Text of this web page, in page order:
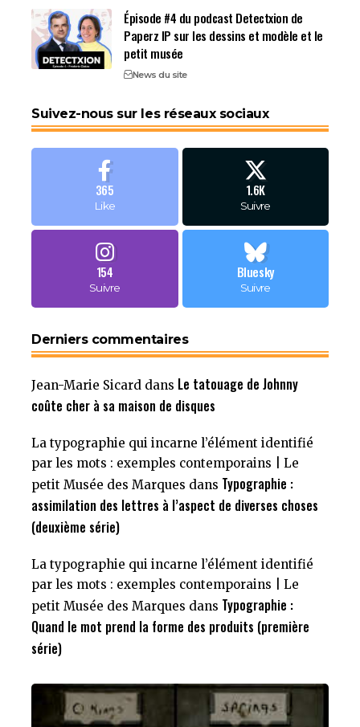
Épisode #4 du podcast Detectxion de
Paperz IP sur les dessins et modèle et le
petit musée
News du site
Suivez-nous sur les réseaux sociaux
365
Like
1.6K
Suivre
154
Suivre
Bluesky
Suivre
Derniers commentaires
Jean-Marie Sicard dans Le tatouage de Johnny
coûte cher à sa maison de disques
La typographie qui incarne l’élément identifié
par les mots : exemples contemporains | Le
petit Musée des Marques dans Typographie :
assimilation des lettres à l’aspect de diverses choses
(deuxième série)
La typographie qui incarne l’élément identifié
par les mots : exemples contemporains | Le
petit Musée des Marques dans Typographie :
Quand le mot prend la forme des produits (première
série)